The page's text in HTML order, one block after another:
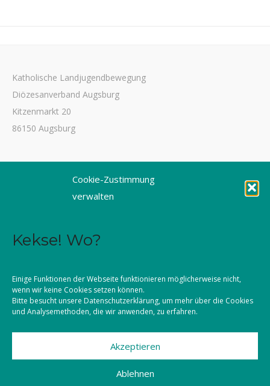
Cookie-Zustimmung
verwalten
Kekse! Wo?
Einige Funktionen der Webseite funktionieren möglicherweise nicht,
wenn wir keine Cookies setzen können.
Bitte besucht unsere Datenschutzerklärung, um mehr über die Cookies
und Analysemethoden, die wir anwenden, zu erfahren.
Akzeptieren
Ablehnen
Katholische Landjugendbewegung
Diözesanverband Augsburg
Kitzenmarkt 20
86150 Augsburg
Fax 0821 3166-3459
E-Mail: dioezesanstelle@kljb-augsburg.de
Impressum
Kontakt
©2026 KLJB Augsburg